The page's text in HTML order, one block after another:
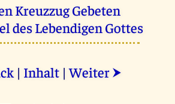
Kreuzzug Gebeten
des Lebendigen Gottes
| Inhalt |Weiter ⮞